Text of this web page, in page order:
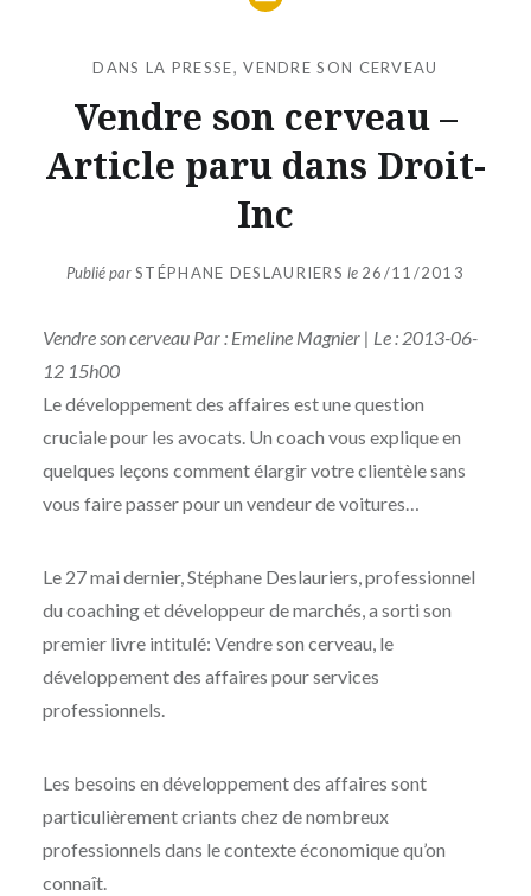
DANS LA PRESSE,VENDRE SON CERVEAU
Vendre son cerveau –
Article paru dans Droit-
Inc
Publié parSTÉPHANE DESLAURIERS le 26/11/2013
Vendre son cerveau Par : Emeline Magnier | Le : 2013-06-
12 15h00
Le développement des affaires est une question
cruciale pour les avocats. Un coach vous explique en
quelques leçons comment élargir votre clientèle sans
vous faire passer pour un vendeur de voitures…
Le 27 mai dernier, Stéphane Deslauriers, professionnel
du coaching et développeur de marchés, a sorti son
premier livre intitulé: Vendre son cerveau, le
développement des affaires pour services
professionnels.
Les besoins en développement des affaires sont
particulièrement criants chez de nombreux
professionnels dans le contexte économique qu’on
connaît.